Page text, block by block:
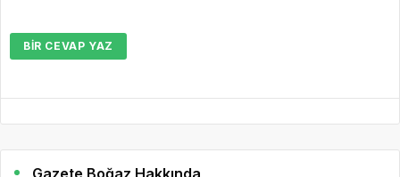
BIR CEVAP YAZ
Gazete Boğaz Hakkında